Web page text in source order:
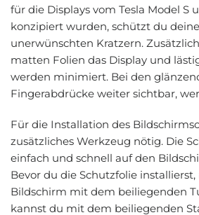
für die Displays vom Tesla Model S
konzipiert wurden, schützt du
unerwünschten Kratzern.
matten Folien das Display und
werden minimiert. Bei den
Fingerabdrücke weiter sichtbar,
Für die Installation des
zusätzliches Werkzeug nötig. Die
einfach und schnell auf den
Bevor du die Schutzfolie
Bildschirm mit dem beiliegenden
kannst du mit dem beiliegenden